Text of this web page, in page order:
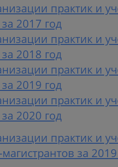
практик и
2017 год
практик и
2018 год
практик и
2019 год
практик и
2020 год
практик и
за